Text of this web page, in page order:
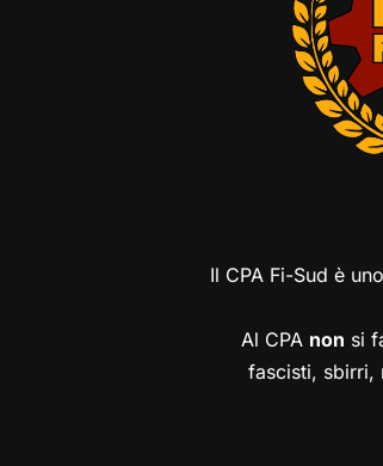
Il CPA Fi-Sud è
Al CPA non si
fascisti, sbirri,